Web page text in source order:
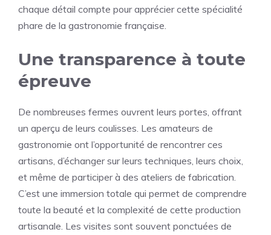
chaque détail compte pour apprécier cette spécialité
phare de la gastronomie française.
Une transparence à toute
épreuve
De nombreuses fermes ouvrent leurs portes, offrant
un aperçu de leurs coulisses. Les amateurs de
gastronomie ont l’opportunité de rencontrer ces
artisans, d’échanger sur leurs techniques, leurs choix,
et même de participer à des ateliers de fabrication.
C’est une immersion totale qui permet de comprendre
toute la beauté et la complexité de cette production
artisanale. Les visites sont souvent ponctuées de